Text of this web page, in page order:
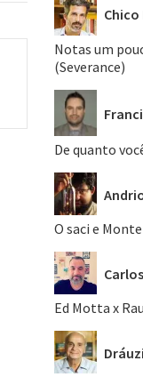
Chico
Notas um
(Severance)
De quanto
O saci e
Ed Motta x